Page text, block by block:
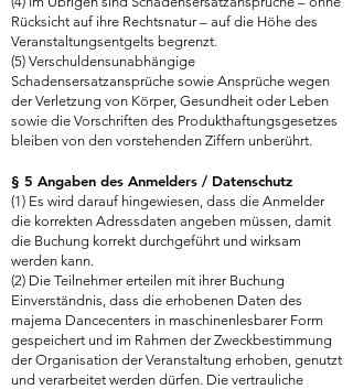
Rücksicht auf ihre Rechtsnatur – auf die Höhe des
Veranstaltungsentgelts begrenzt.
(5) Verschuldensunabhängige
Schadensersatzansprüche sowie Ansprüche wegen
der Verletzung von Körper, Gesundheit oder Leben
sowie die Vorschriften des Produkthaftungsgesetzes
bleiben von den vorstehenden Ziffern unberührt.
§ 5 Angaben des Anmelders / Datenschutz
(1) Es wird darauf hingewiesen, dass die Anmelder
die korrekten Adressdaten angeben müssen, damit
die Buchung korrekt durchgeführt und wirksam
werden kann.
(2) Die Teilnehmer erteilen mit ihrer Buchung
Einverständnis, dass die erhobenen Daten des
majema Dancecenters in maschinenlesbarer Form
gespeichert und im Rahmen der Zweckbestimmung
der Organisation der Veranstaltung erhoben, genutzt
und verarbeitet werden dürfen. Die vertrauliche